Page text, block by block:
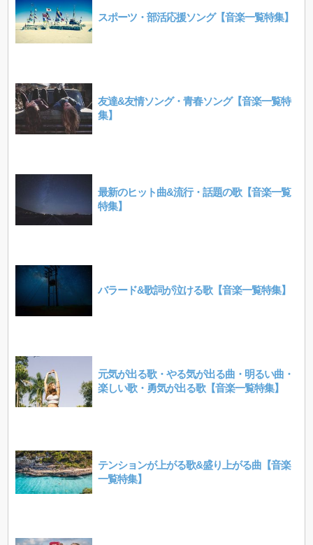
スポーツ・部活応援ソング【音楽一覧特集】
友達&友情ソング・青春ソング【音楽一覧特
集】
最新のヒット曲&流行・話題の歌【音楽一覧
特集】
バラード&歌詞が泣ける歌【音楽一覧特集】
元気が出る歌・やる気が出る曲・明るい曲・
楽しい歌・勇気が出る歌【音楽一覧特集】
テンションが上がる歌&盛り上がる曲【音楽
一覧特集】